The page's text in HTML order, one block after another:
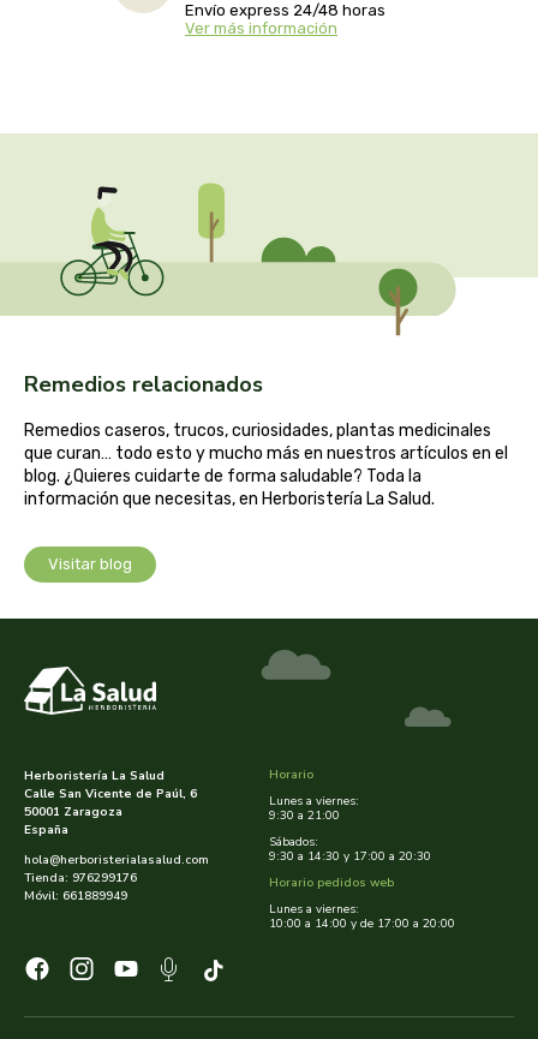
Envío express 24/48 horas
Ver más información
Remedios relacionados
Remedios caseros, trucos, curiosidades, plantas medicinales
que curan… todo esto y mucho más en nuestros artículos en el
blog. ¿Quieres cuidarte de forma saludable? Toda la
información que necesitas, en Herboristería La Salud.
Visitar blog
Herboristería La Salud
Calle San Vicente de Paúl, 6
50001 Zaragoza
España
hola@herboristerialasalud.com
Tienda: 976299176
Móvil: 661889949
Horario
Lunes a viernes:
9:30 a 21:00
Sábados:
9:30 a 14:30 y 17:00 a 20:30
Horario pedidos web
Lunes a viernes:
10:00 a 14:00 y de 17:00 a 20:00
carrau y cia- sara
catalysis
cavalier
cien por cien natural
como una reina
cooperativa del campo virgen de la esperanza
corpore sano
cosmo naturel
cosnature
deiters
dento produts
designs for health